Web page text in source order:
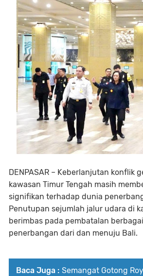
DENPASAR – Keberlanjutan konflik
kawasan Timur Tengah masih
signifikan terhadap dunia
Penutupan sejumlah jalur udara di
berimbas pada pembatalan
penerbangan dari dan menuju Bali.
Baca Juga : Semangat Gotong